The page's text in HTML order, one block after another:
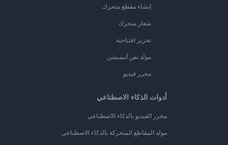
إنشاء مقطع متحرك
شعار متحرك
تحرير افتتاحية
مولد نص أنيميشن
محرر فيديو
أدوات الذكاء الاصطناعي
محرر الفيديو بالذكاء الاصطناعي
مولد المقاطع المتحركة بالذكاء الاصطناعي